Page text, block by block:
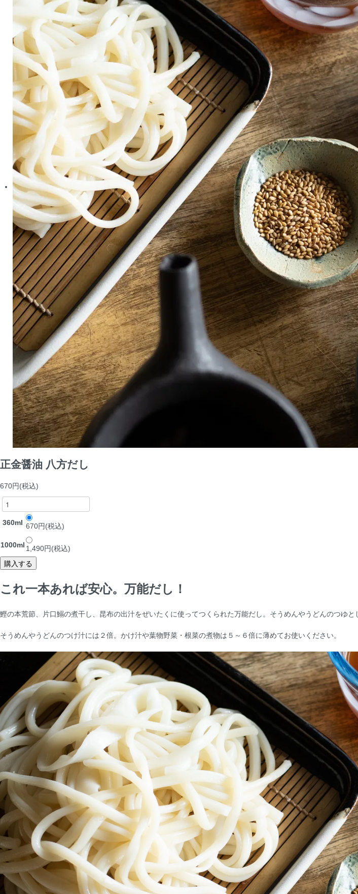
正金醤油 八方だし
670円(税込)
360ml 670円(税込)
1000ml 1,490円(税込)
これ一本あれば安心。万能だし！
鰹の本荒節、片口鰯の煮干し、昆布の出汁をぜいたくに使ってつくられた万能だし。そうめんやうどんのつゆ
そうめんやうどんのつけ汁には２倍。かけ汁や葉物野菜・根菜の煮物は５～６倍に薄めてお使いください。